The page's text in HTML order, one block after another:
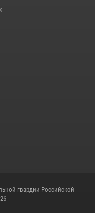
гвардии Российской